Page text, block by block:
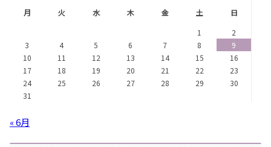
月 火 水 木 金 土
日
1
2
3
4 5 6 7 8
9
10
11 12 13 14 15
16
17
18 19 20 21 22
23
24
25 26 27 28 29
30
31
« 6月